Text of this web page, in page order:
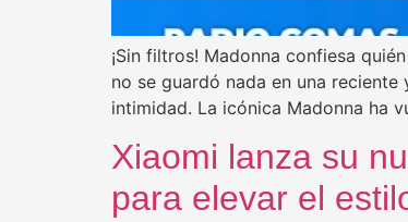
¡Sin filtros! Madonna confiesa
no se guardó nada en una
intimidad. La icónica Madonna ha
Xiaomi lanza su
para elevar el